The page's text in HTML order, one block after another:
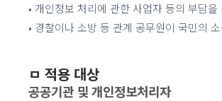
• 개인정보 처리에 관한 사업자 등의 부담을
• 경찰이나 소방 등 관계 공무원이 국민의
ㅁ 적용 대상
공공기관 및 개인정보처리자